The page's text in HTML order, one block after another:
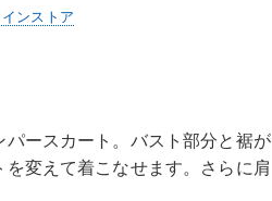
ンストア
ースカート。バスト部分と裾が
変えて着こなせます。さらに肩